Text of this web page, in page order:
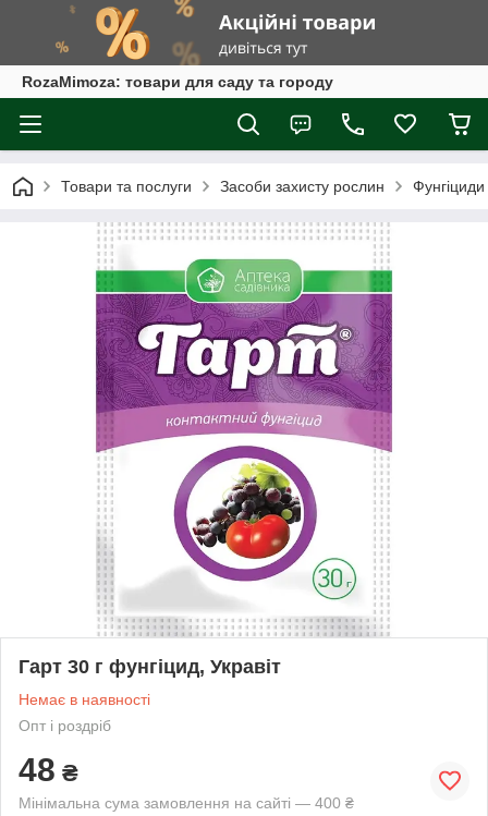
RozaMimoza: товари для саду та городу
Товари та послуги Засоби захисту рослин Фунгіциди
Гарт 30 г фунгіцид, Укравіт
Немає в наявності
Опт і роздріб
48 ₴
Мінімальна сума замовлення на сайті — 400 ₴